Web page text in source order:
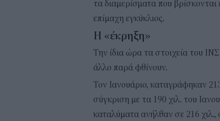
τα διαμερίσματα που βρίσκονται
επίμαχη εγκύκλιος.
Η «έκρηξη»
Την ίδια ώρα τα στοιχεία του
άλλο παρά φθίνουν.
Τον Ιανουάριο, καταγράφηκαν
σύγκριση με τα 190 χιλ. του
καταλύματα ανήλθαν σε 216 χιλ.,